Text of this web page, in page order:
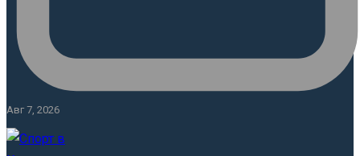
Авг 7, 2026